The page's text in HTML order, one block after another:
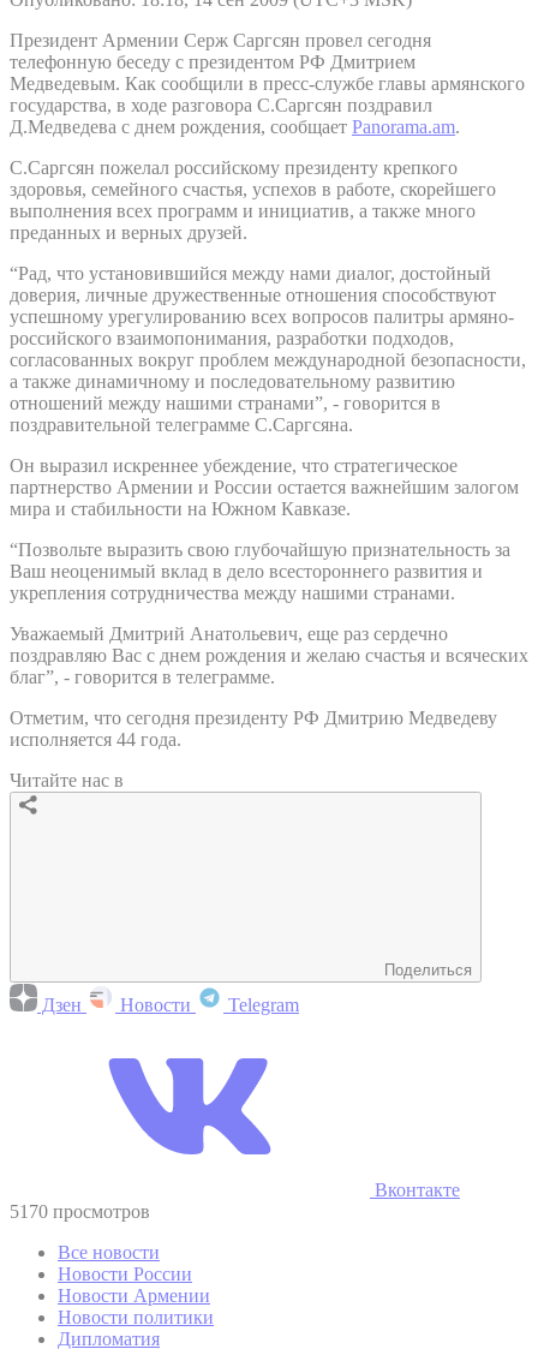
Президент Армении Серж Саргсян провел сегодня
телефонную беседу с президентом РФ Дмитрием
Медведевым. Как сообщили в пресс-службе главы армянского
государства, в ходе разговора С.Саргсян поздравил
Д.Медведева с днем рождения, сообщает Panorama.am.
С.Саргсян пожелал российскому президенту крепкого
здоровья, семейного счастья, успехов в работе, скорейшего
выполнения всех программ и инициатив, а также много
преданных и верных друзей.
“Рад, что установившийся между нами диалог, достойный
доверия, личные дружественные отношения способствуют
успешному урегулированию всех вопросов палитры армяно-
российского взаимопонимания, разработки подходов,
согласованных вокруг проблем международной безопасности,
а также динамичному и последовательному развитию
отношений между нашими странами”, - говорится в
поздравительной телеграмме С.Саргсяна.
Он выразил искреннее убеждение, что стратегическое
партнерство Армении и России остается важнейшим залогом
мира и стабильности на Южном Кавказе.
“Позвольте выразить свою глубочайшую признательность за
Ваш неоценимый вклад в дело всестороннего развития и
укрепления сотрудничества между нашими странами.
Уважаемый Дмитрий Анатольевич, еще раз сердечно
поздравляю Вас с днем рождения и желаю счастья и всяческих
благ”, - говорится в телеграмме.
Отметим, что сегодня президенту РФ Дмитрию Медведеву
исполняется 44 года.
Читайте нас в
Поделиться
Дзен Новости Telegram
Вконтакте
5170 просмотров
Все новости
Новости России
Новости Армении
Новости политики
Дипломатия